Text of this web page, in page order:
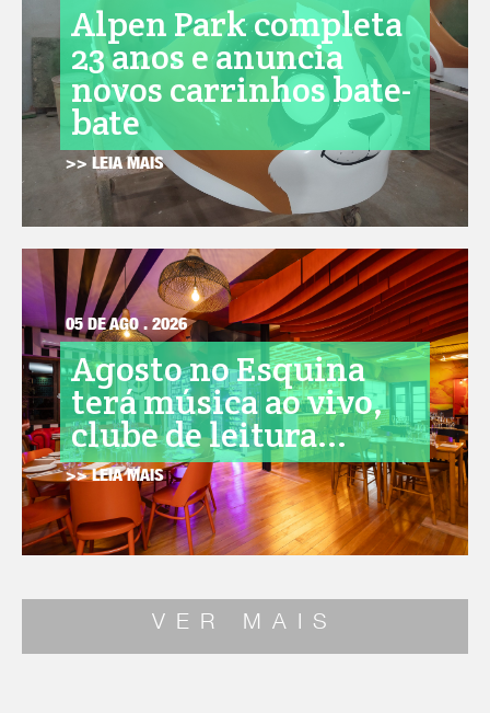
Alpen Park completa
23 anos e anuncia
novos carrinhos bate-
bate
>> LEIA MAIS
05 DE AGO . 2026
Agosto no Esquina
terá música ao vivo,
clube de leitura...
>> LEIA MAIS
VER MAIS